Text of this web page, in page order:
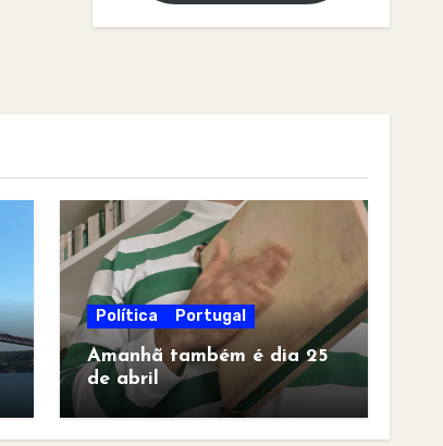
Política Portugal
Amanhã também é dia 25
de abril